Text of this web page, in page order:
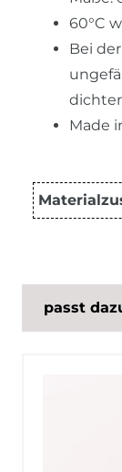
60°C
Bei
Made
passt